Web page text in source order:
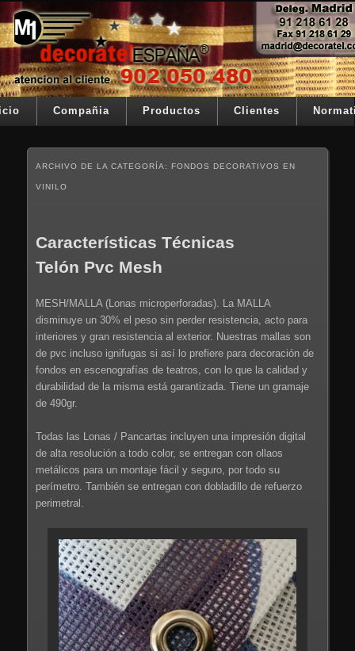
Ir al contenido principal
Ir al contenido secundario
Decoratel España
Su telon de teatro es nuestra razón de ser
Menú principalCompañia Productos Clientes
ARCHIVO DE LA CATEGORÍA: FONDOS DECORATIVOS EN
VINILO
Características Técnicas
Telón Pvc Mesh
MESH/MALLA (Lonas microperforadas). La MALLA
disminuye un 30% el peso sin perder resistencia, acto para
interiores y gran resistencia al exterior. Nuestras mallas son
de pvc incluso ignifugas si así lo prefiere para decoración de
fondos en escenografías de teatros, con lo que la calidad y
durabilidad de la misma está garantizada. Tiene un gramaje
de 490gr.
Todas las Lonas / Pancartas incluyen una impresión digital
de alta resolución a todo color, se entregan con ollaos
metálicos para un montaje fácil y seguro, por todo su
perímetro. También se entregan con dobladillo de refuerzo
perimetral.